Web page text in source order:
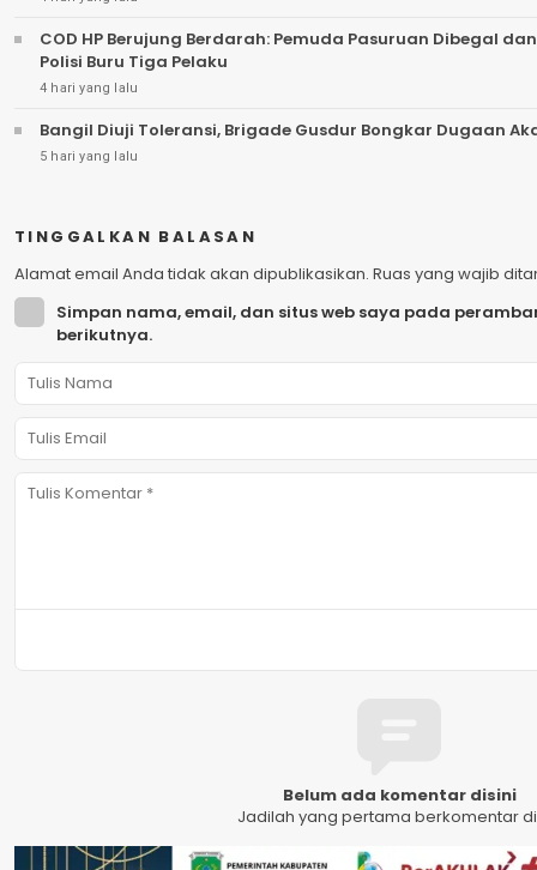
COD HP Berujung Berdarah: Pemuda Pasuruan Dibegal
Polisi Buru Tiga Pelaku
4 hari yang lalu
Bangil Diuji Toleransi, Brigade Gusdur Bongkar Dugaan
5 hari yang lalu
TINGGALKAN BALASAN
Alamat email Anda tidak akan dipublikasikan. Ruas yang wajib
Simpan nama, email, dan situs web saya pada
berikutnya.
Belum ada komentar disini
Jadilah yang pertama berkomentar